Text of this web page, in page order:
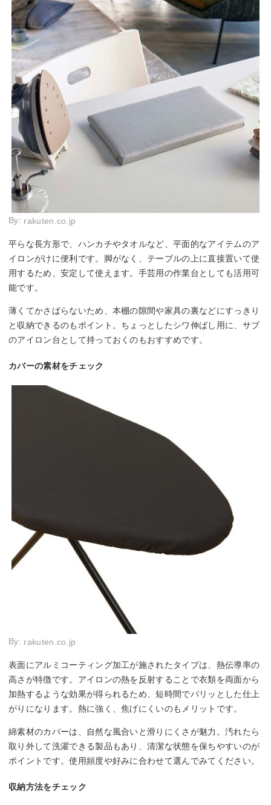
By: rakuten.co.jp
平らな長方形で、ハンカチやタオルなど、平面的なアイテムのア
イロンがけに便利です。脚がなく、テーブルの上に直接置いて使
用するため、安定して使えます。手芸用の作業台としても活用可
能です。
薄くてかさばらないため、本棚の隙間や家具の裏などにすっきり
と収納できるのもポイント。ちょっとしたシワ伸ばし用に、サブ
のアイロン台として持っておくのもおすすめです。
カバーの素材をチェック
By: rakuten.co.jp
表面にアルミコーティング加工が施されたタイプは、熱伝導率の
高さが特徴です。アイロンの熱を反射することで衣類を両面から
加熱するような効果が得られるため、短時間でパリッとした仕上
がりになります。熱に強く、焦げにくいのもメリットです。
綿素材のカバーは、自然な風合いと滑りにくさが魅力。汚れたら
取り外して洗濯できる製品もあり、清潔な状態を保ちやすいのが
ポイントです。使用頻度や好みに合わせて選んでみてください。
収納方法をチェック